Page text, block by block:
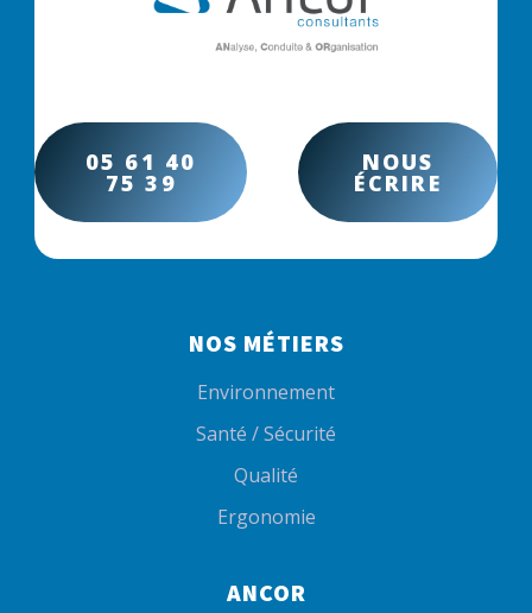
05 61 40
75 39
NOUS
ÉCRIRE
NOS MÉTIERS
Environnement
Santé / Sécurité
Qualité
Ergonomie
ANCOR